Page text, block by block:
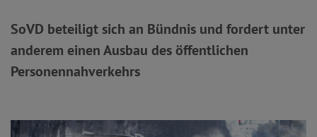
SoVD beteiligt sich an Bündnis und fordert unter
anderem einen Ausbau des öffentlichen
Personennahverkehrs